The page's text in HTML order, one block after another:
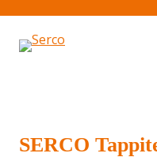
SERCO